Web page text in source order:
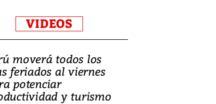
VIDEOS
moverá todos los
feriados al viernes
potenciar
y turismo